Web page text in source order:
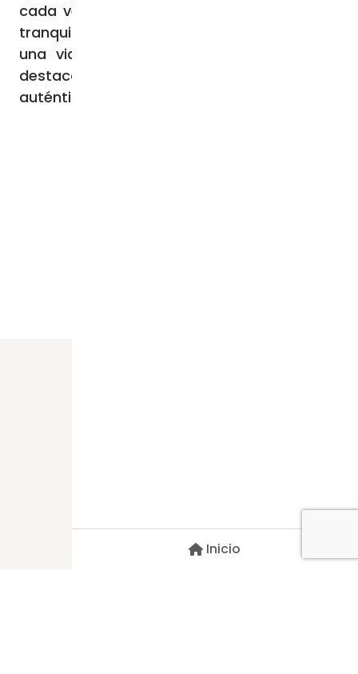
cada vez más válida de ese buen orden y
tranquilidad, fundamentales para construir
una vida social pacífica”, al tiempo que
destacó que los policías “son signo de
auténtica civilización”.
Inicio